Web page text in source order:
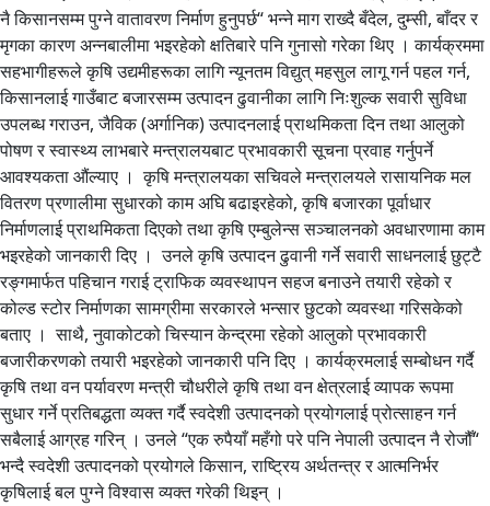
नै किसानसम्म पुग्ने वातावरण निर्माण हुनुपर्छ“ भन्ने माग राख्दै बँदेल, दुम्सी, बाँदर र
मृगका कारण अन्नबालीमा भइरहेको क्षतिबारे पनि गुनासो गरेका थिए । कार्यक्रममा
सहभागीहरूले कृषि उद्यमीहरूका लागि न्यूनतम विद्युत् महसुल लागू गर्न पहल गर्न,
किसानलाई गाउँबाट बजारसम्म उत्पादन ढुवानीका लागि निःशुल्क सवारी सुविधा
उपलब्ध गराउन, जैविक (अर्गानिक) उत्पादनलाई प्राथमिकता दिन तथा आलुको
पोषण र स्वास्थ्य लाभबारे मन्त्रालयबाट प्रभावकारी सूचना प्रवाह गर्नुपर्ने
आवश्यकता औंल्याए । कृषि मन्त्रालयका सचिवले मन्त्रालयले रासायनिक मल
वितरण प्रणालीमा सुधारको काम अघि बढाइरहेको, कृषि बजारका पूर्वाधार
निर्माणलाई प्राथमिकता दिएको तथा कृषि एम्बुलेन्स सञ्चालनको अवधारणामा काम
भइरहेको जानकारी दिए । उनले कृषि उत्पादन ढुवानी गर्ने सवारी साधनलाई छुट्टै
रङ्गमार्फत पहिचान गराई ट्राफिक व्यवस्थापन सहज बनाउने तयारी रहेको र
कोल्ड स्टोर निर्माणका सामग्रीमा सरकारले भन्सार छुटको व्यवस्था गरिसकेको
बताए । साथै, नुवाकोटको चिस्यान केन्द्रमा रहेको आलुको प्रभावकारी
बजारीकरणको तयारी भइरहेको जानकारी पनि दिए । कार्यक्रमलाई सम्बोधन गर्दै
कृषि तथा वन पर्यावरण मन्त्री चौधरीले कृषि तथा वन क्षेत्रलाई व्यापक रूपमा
सुधार गर्ने प्रतिबद्धता व्यक्त गर्दै स्वदेशी उत्पादनको प्रयोगलाई प्रोत्साहन गर्न
सबैलाई आग्रह गरिन् । उनले “एक रुपैयाँ महँगो परे पनि नेपाली उत्पादन नै रोजौँ“
भन्दै स्वदेशी उत्पादनको प्रयोगले किसान, राष्ट्रिय अर्थतन्त्र र आत्मनिर्भर
कृषिलाई बल पुग्ने विश्वास व्यक्त गरेकी थिइन् ।